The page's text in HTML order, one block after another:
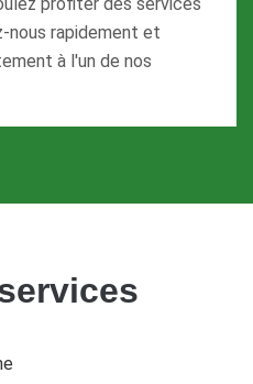
nous rapidement et
à l'un de nos